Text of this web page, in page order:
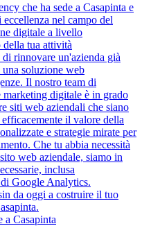
che ha sede a Casapinta e
nel campo del
digitale a livello
tua attività
rinnovare un'azienda già
soluzione web
Il nostro team di
digitale è in grado
siti web aziendali che siano
il valore della
e strategie mirate per
Che tu abbia necessità
web aziendale, siamo in
inclusa
Google Analytics.
da oggi a costruire il tuo
a Casapinta